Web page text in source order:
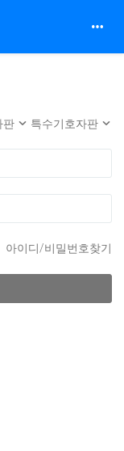
판 특수기호자판
아이디/비밀번호찾기